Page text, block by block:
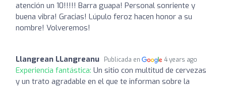
atención un 10!!!!! Barra guapa! Personal sonriente y
buena vibra! Gracias! Lúpulo feroz hacen honor a su
nombre! Volveremos!
Llangrean LLangreanu Publicada en 4 years ago
Experiencia fantástica: Un sitio con multitud de cervezas
y un trato agradable en el que te informan sobre la